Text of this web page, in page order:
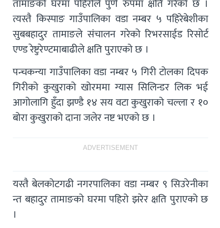
तामाङको घरमा पहिरोले पुर्ण रुपमा क्षति गरेको छ ।
त्यस्तै किस्पाङ गाउँपालिका वडा नम्बर ५ पहिरेबेशीका
सुबबहादुर तामाङले संचालन गरेको रिभरसाईड रिसोर्ट
एण्ड रेष्टुरेण्टमाबाढीले क्षति पुराएको छ ।
पन्चकन्या गाउँपालिका वडा नम्बर ५ गिरी टोलका दिपक
गिरीको कुखुराको खोरममा ग्यास सिलिन्डर लिक भई
आगोलागि हुँदा झण्डै १४ सय वटा कुखुराको चल्ला र १०
बोरा कुखुराको दाना जलेर नष्ट भएको छ ।
ADVERTISEMENT
यस्तै बेलकोटगढी नगरपालिका वडा नम्बर ९ सिउरेनीका
न्त बहादुर तामाङको घरमा पहिरो झरेर क्षति पुराएको छ
।